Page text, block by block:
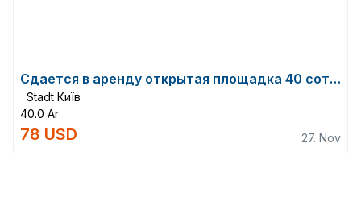
Сдается в аренду открытая площадка 40 соток (возможно частями) с отдельным в...
Stadt Київ
40.0 Ar
78 USD 27. Nov